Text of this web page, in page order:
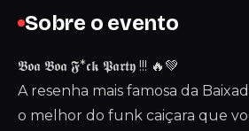
Sobre o evento
𝕭𝖔𝖆 𝕭𝖔𝖆 𝕱*𝖈𝖐 𝕻𝖆𝖗𝖙𝖞 !!! 🔥💚
A resenha mais famosa da
o melhor do funk caiçara que